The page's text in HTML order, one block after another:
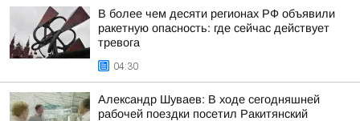
В более чем десяти регионах РФ объявили
ракетную опасность: где сейчас действует
тревога
04:30
Александр Шуваев: В ходе сегодняшней
рабочей поездки посетил Ракитянский